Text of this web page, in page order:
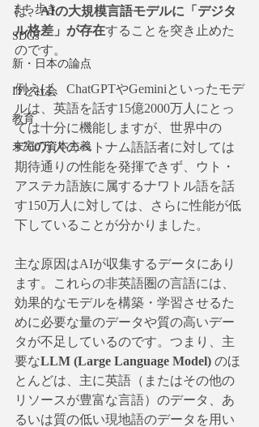
まち歩き
SDGs
新・日本の論点
ITと社会
教育
未完の資本主義
は、AIの大規模言語モデルに「デジタ
ル格差」が存在することを突き止めた
のです。
例えば、ChatGPTやGeminiといったモデ
ルは、英語を話す15億2000万人にとっ
ては十分に機能しますが、世界中の
9700万人のベトナム語話者に対しては
期待通りの性能を発揮できず、ウト・
アステカ語族に属するナワトル語を話
す150万人に対しては、さらに性能が低
下していることが分かりました。
主な原因はAIが収集するデータにあり
ます。これらの非英語圏の言語には、
効果的なモデルを構築・学習させるた
めに必要な量のデータや質の高いデー
タが不足しているのです。つまり、主
要なLLM (Large Language Model) のほ
とんどは、主に英語（またはその他の
リソースが豊富な言語）のデータ、あ
るいは質の低い現地語のデータを用い